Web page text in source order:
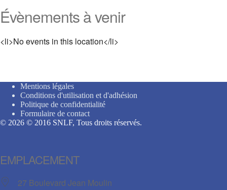
Évènements à venir
<li>No events in this location</li>
Mentions légales
Conditions d'utilisation et d'adhésion
Politique de confidentialité
Formulaire de contact
© 2026 © 2016 SNLF, Tous droits réservés.
EMPLACEMENT
27 Boulevard Jean Moulin